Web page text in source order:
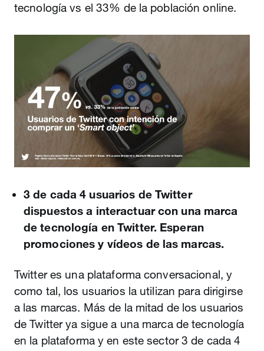
tecnología vs el 33% de la población online.
3 de cada 4 usuarios de Twitter
dispuestos a interactuar con una marca
de tecnología en Twitter. Esperan
promociones y vídeos de las marcas.
Twitter es una plataforma conversacional, y
como tal, los usuarios la utilizan para dirigirse
a las marcas. Más de la mitad de los usuarios
de Twitter ya sigue a una marca de tecnología
en la plataforma y en este sector 3 de cada 4